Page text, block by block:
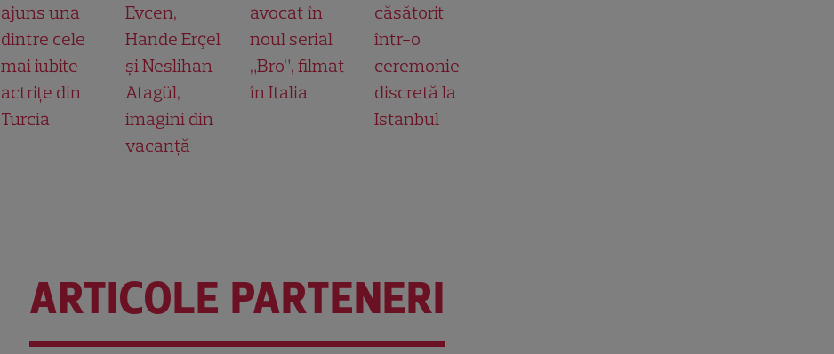
ajuns una
dintre cele
mai iubite
actrițe din
Turcia
Evcen,
Hande Erçel
și Neslihan
Atagül,
imagini din
vacanță
avocat în
noul serial
„Bro”, filmat
în Italia
căsătorit
într-o
ceremonie
discretă la
Istanbul
ARTICOLE PARTENERI